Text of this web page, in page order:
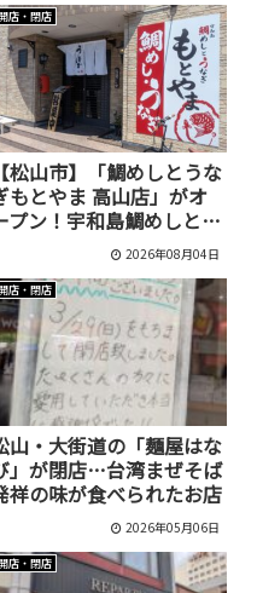
店・閉店
【松山市】「鯛めしとうな
もとやま 高山店」がオ
プン！宇和島鯛めしとう
なぎを一緒に楽しめる新店
2026年08月04日
店・閉店
山・大街道の「麺屋はな
」が閉店…台湾まぜそば
祥の味が食べられたお店
2026年05月06日
店・閉店